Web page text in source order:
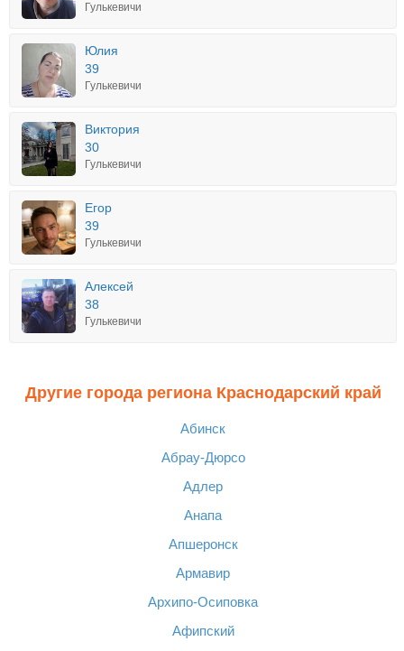
Гулькевичи
Юлия
39
Гулькевичи
Виктория
30
Гулькевичи
Егор
39
Гулькевичи
Алексей
38
Гулькевичи
Другие города региона Краснодарский край
Абинск
Абрау-Дюрсо
Адлер
Анапа
Апшеронск
Армавир
Архипо-Осиповка
Афипский